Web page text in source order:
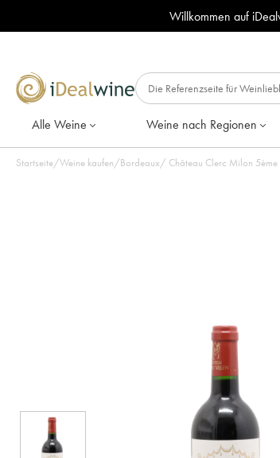
Willkommen auf
Alle Weine Weine nach Regionen
Startseite/Weine kaufen/Bordeaux/ Château Clerc Milon